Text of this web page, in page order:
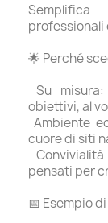
professionali
🌟 Perché
Su
obiettivi, al
Ambiente
cuore di siti
pensati per
📅 Esempio